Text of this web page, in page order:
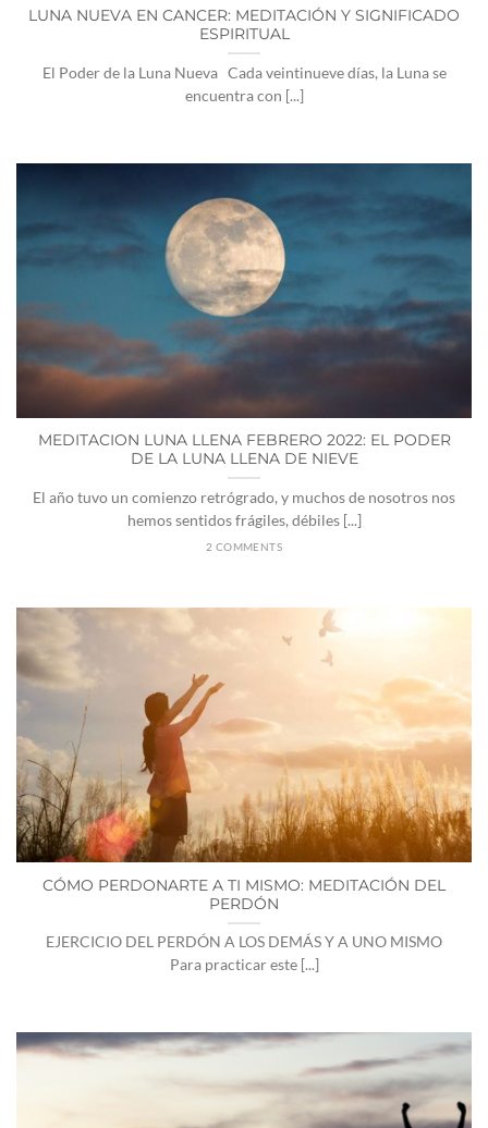
LUNA NUEVA EN CANCER: MEDITACIÓN Y SIGNIFICADO
ESPIRITUAL
El Poder de la Luna Nueva Cada veintinueve días, la Luna se
encuentra con [...]
MEDITACION LUNA LLENA FEBRERO 2022: EL PODER
DE LA LUNA LLENA DE NIEVE
El año tuvo un comienzo retrógrado, y muchos de nosotros nos
hemos sentidos frágiles, débiles [...]
2 COMMENTS
CÓMO PERDONARTE A TI MISMO: MEDITACIÓN DEL
PERDÓN
EJERCICIO DEL PERDÓN A LOS DEMÁS Y A UNO MISMO
Para practicar este [...]